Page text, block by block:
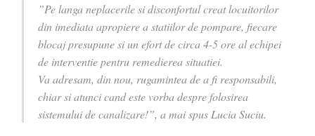
”Pe langa neplacerile si disconfortul creat locuitorilor
din imediata apropiere a statiilor de pompare, fiecare
blocaj presupune si un efort de circa 4-5 ore al echipei
de interventie pentru remedierea situatiei.
Va adresam, din nou, rugamintea de a fi responsabili,
chiar si atunci cand este vorba despre folosirea
sistemului de canalizare!”, a mai spus Lucia Suciu.